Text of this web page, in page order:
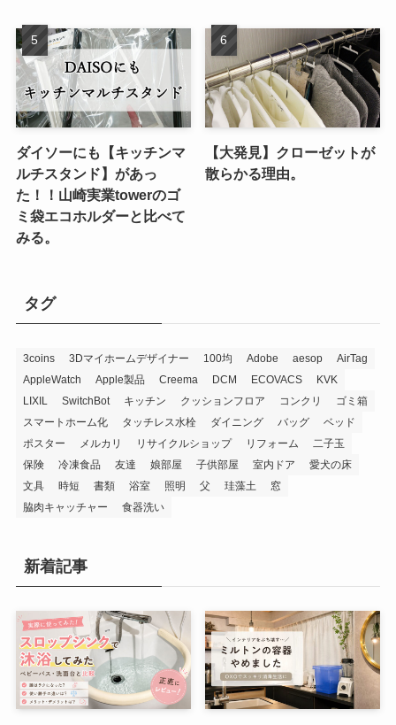
ダイソーにも【キッチンマ
ルチスタンド】があっ
た！！山崎実業towerのゴ
ミ袋エコホルダーと比べて
みる。
【大発見】クローゼットが
散らかる理由。
タグ
3coins 3Dマイホームデザイナー 100均 Adobe aesop
AirTag
AppleWatch
Apple製品 Creema DCM ECOVACS
KVK
LIXIL
SwitchBot キッチン クッションフロア コンクリ
ゴミ箱
スマートホーム化
タッチレス水栓 ダイニング バッグ
ベッド
ポスター
メルカリ リサイクルショップ リフォーム
二子玉
保険
冷凍食品 友達 娘部屋 子供部屋 室内ドア
愛犬の床
文具
時短 書類 浴室 照明 父 珪藻土
窓
脇肉キャッチャー
食器洗い
新着記事